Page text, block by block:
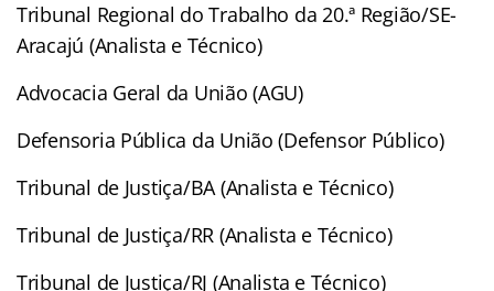
Tribunal Regional do Trabalho da 20.ª Região/SE-
Aracajú (Analista e Técnico)
Advocacia Geral da União (AGU)
Defensoria Pública da União (Defensor Público)
Tribunal de Justiça/BA (Analista e Técnico)
Tribunal de Justiça/RR (Analista e Técnico)
Tribunal de Justiça/RJ (Analista e Técnico)